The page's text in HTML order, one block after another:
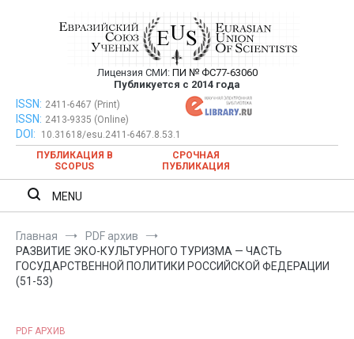
Евразийский Союз Ученых —
публикация научных статей в
ежемесячном научном журнале
Лицензия СМИ: ПИ № ФС77-63060
Публикуется с 2014 года
Евразийский Союз Ученых — публикация научных статей в
ежемесячном научном журнале
ISSN: 2411-6467 (Print)
ISSN: 2413-9335 (Online)
DOI:
10.31618/esu.2411-6467.8.53.1
ПУБЛИКАЦИЯ В
SCOPUS
СРОЧНАЯ
ПУБЛИКАЦИЯ
MENU
Главная
PDF архив
РАЗВИТИЕ ЭКО-КУЛЬТУРНОГО ТУРИЗМА — ЧАСТЬ
ГОСУДАРСТВЕННОЙ ПОЛИТИКИ РОССИЙСКОЙ ФЕДЕРАЦИИ
(51-53)
PDF АРХИВ